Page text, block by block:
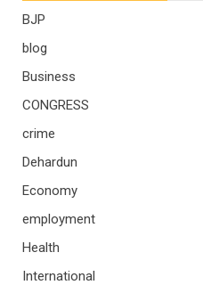
BJP
blog
Business
CONGRESS
crime
Dehardun
Economy
employment
Health
International